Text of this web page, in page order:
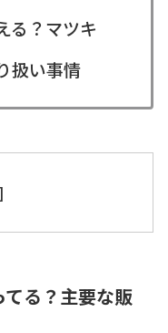
る？マツキ
扱い事情
る？主要な販